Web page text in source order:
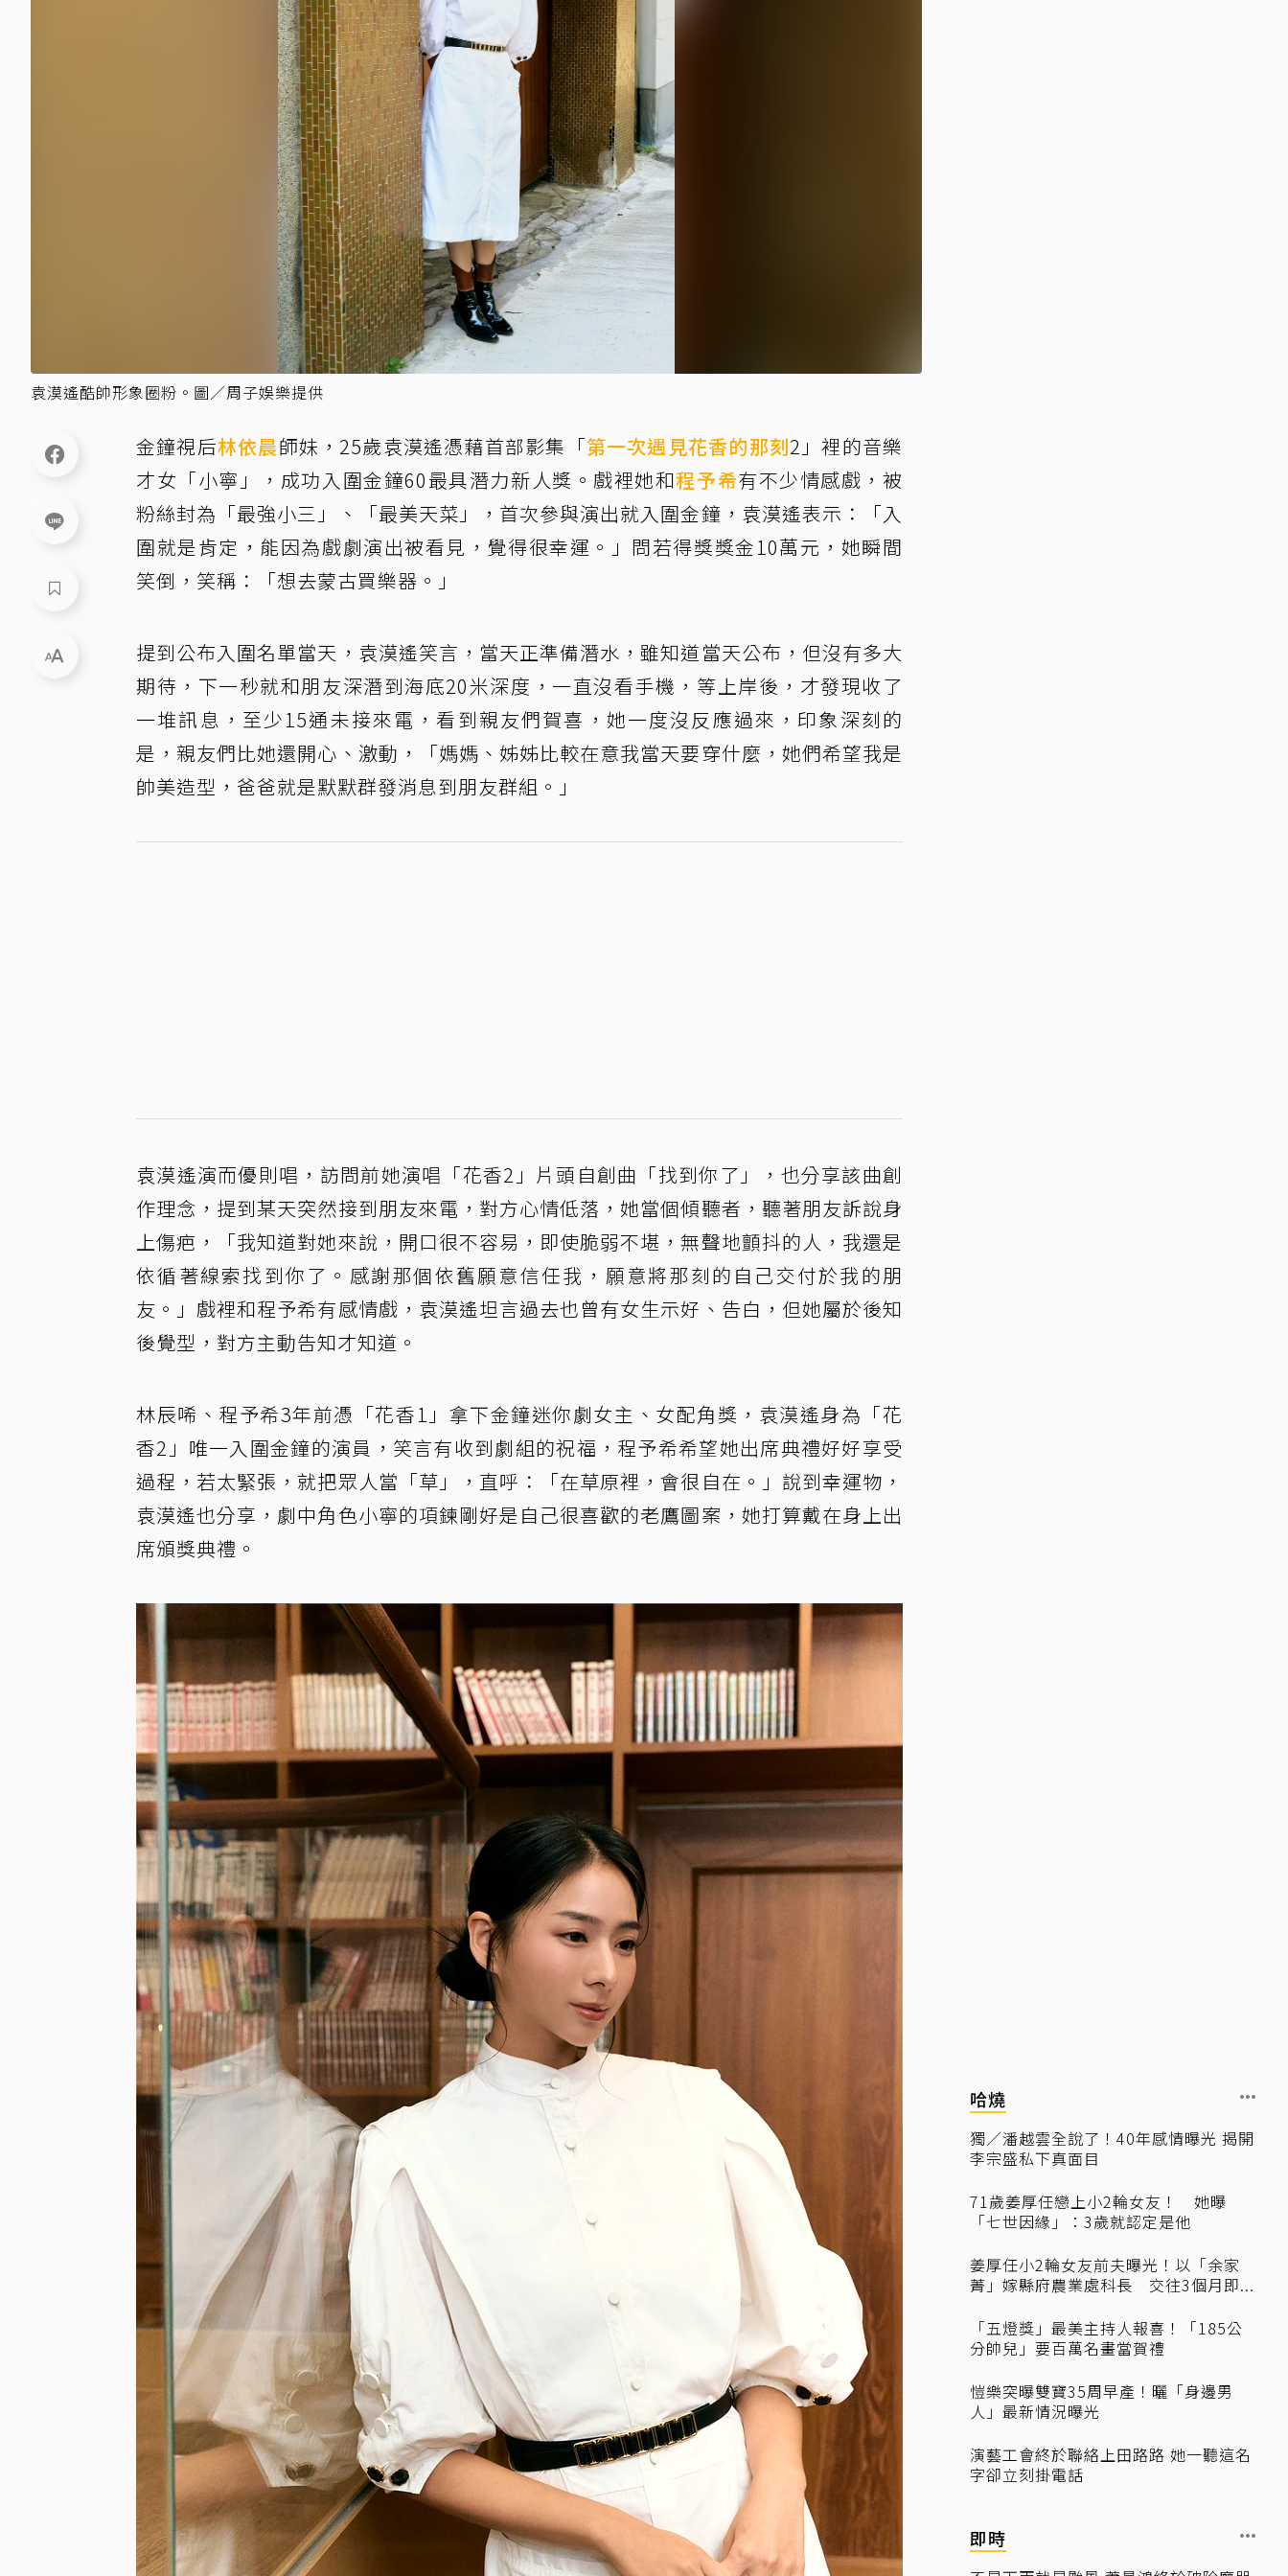
袁漠遙酷帥形象圈粉。圖／周子娛樂提供
金鐘視后林依晨師妹，25歲袁漠遙憑藉首部影集「第一次遇見花香的那刻2」裡的音樂
才女「小寧」，成功入圍金鐘60最具潛力新人獎。戲裡她和程予希有不少情感戲，被
粉絲封為「最強小三」、「最美天菜」，首次參與演出就入圍金鐘，袁漠遙表示：「入
圍就是肯定，能因為戲劇演出被看見，覺得很幸運。」問若得獎獎金10萬元，她瞬間
笑倒，笑稱：「想去蒙古買樂器。」
提到公布入圍名單當天，袁漠遙笑言，當天正準備潛水，雖知道當天公布，但沒有多大
期待，下一秒就和朋友深潛到海底20米深度，一直沒看手機，等上岸後，才發現收了
一堆訊息，至少15通未接來電，看到親友們賀喜，她一度沒反應過來，印象深刻的
是，親友們比她還開心、激動，「媽媽、姊姊比較在意我當天要穿什麼，她們希望我是
帥美造型，爸爸就是默默群發消息到朋友群組。」
袁漠遙演而優則唱，訪問前她演唱「花香2」片頭自創曲「找到你了」，也分享該曲創
作理念，提到某天突然接到朋友來電，對方心情低落，她當個傾聽者，聽著朋友訴說身
上傷疤，「我知道對她來說，開口很不容易，即使脆弱不堪，無聲地顫抖的人，我還是
依循著線索找到你了。感謝那個依舊願意信任我，願意將那刻的自己交付於我的朋
友。」戲裡和程予希有感情戲，袁漠遙坦言過去也曾有女生示好、告白，但她屬於後知
後覺型，對方主動告知才知道。
林辰唏、程予希3年前憑「花香1」拿下金鐘迷你劇女主、女配角獎，袁漠遙身為「花
香2」唯一入圍金鐘的演員，笑言有收到劇組的祝福，程予希希望她出席典禮好好享受
過程，若太緊張，就把眾人當「草」，直呼：「在草原裡，會很自在。」說到幸運物，
袁漠遙也分享，劇中角色小寧的項鍊剛好是自己很喜歡的老鷹圖案，她打算戴在身上出
席頒獎典禮。
哈燒
獨／潘越雲全說了！40年感情曝光 揭開
李宗盛私下真面目
71歲姜厚任戀上小2輪女友！ 她曝
「七世因緣」：3歲就認定是他
姜厚任小2輪女友前夫曝光！以「余家
菁」嫁縣府農業處科長 交往3個月即...
「五燈獎」最美主持人報喜！「185公
分帥兒」要百萬名畫當賀禮
愷樂突曝雙寶35周早產！曬「身邊男
人」最新情況曝光
演藝工會終於聯絡上田路路 她一聽這名
字卻立刻掛電話
即時